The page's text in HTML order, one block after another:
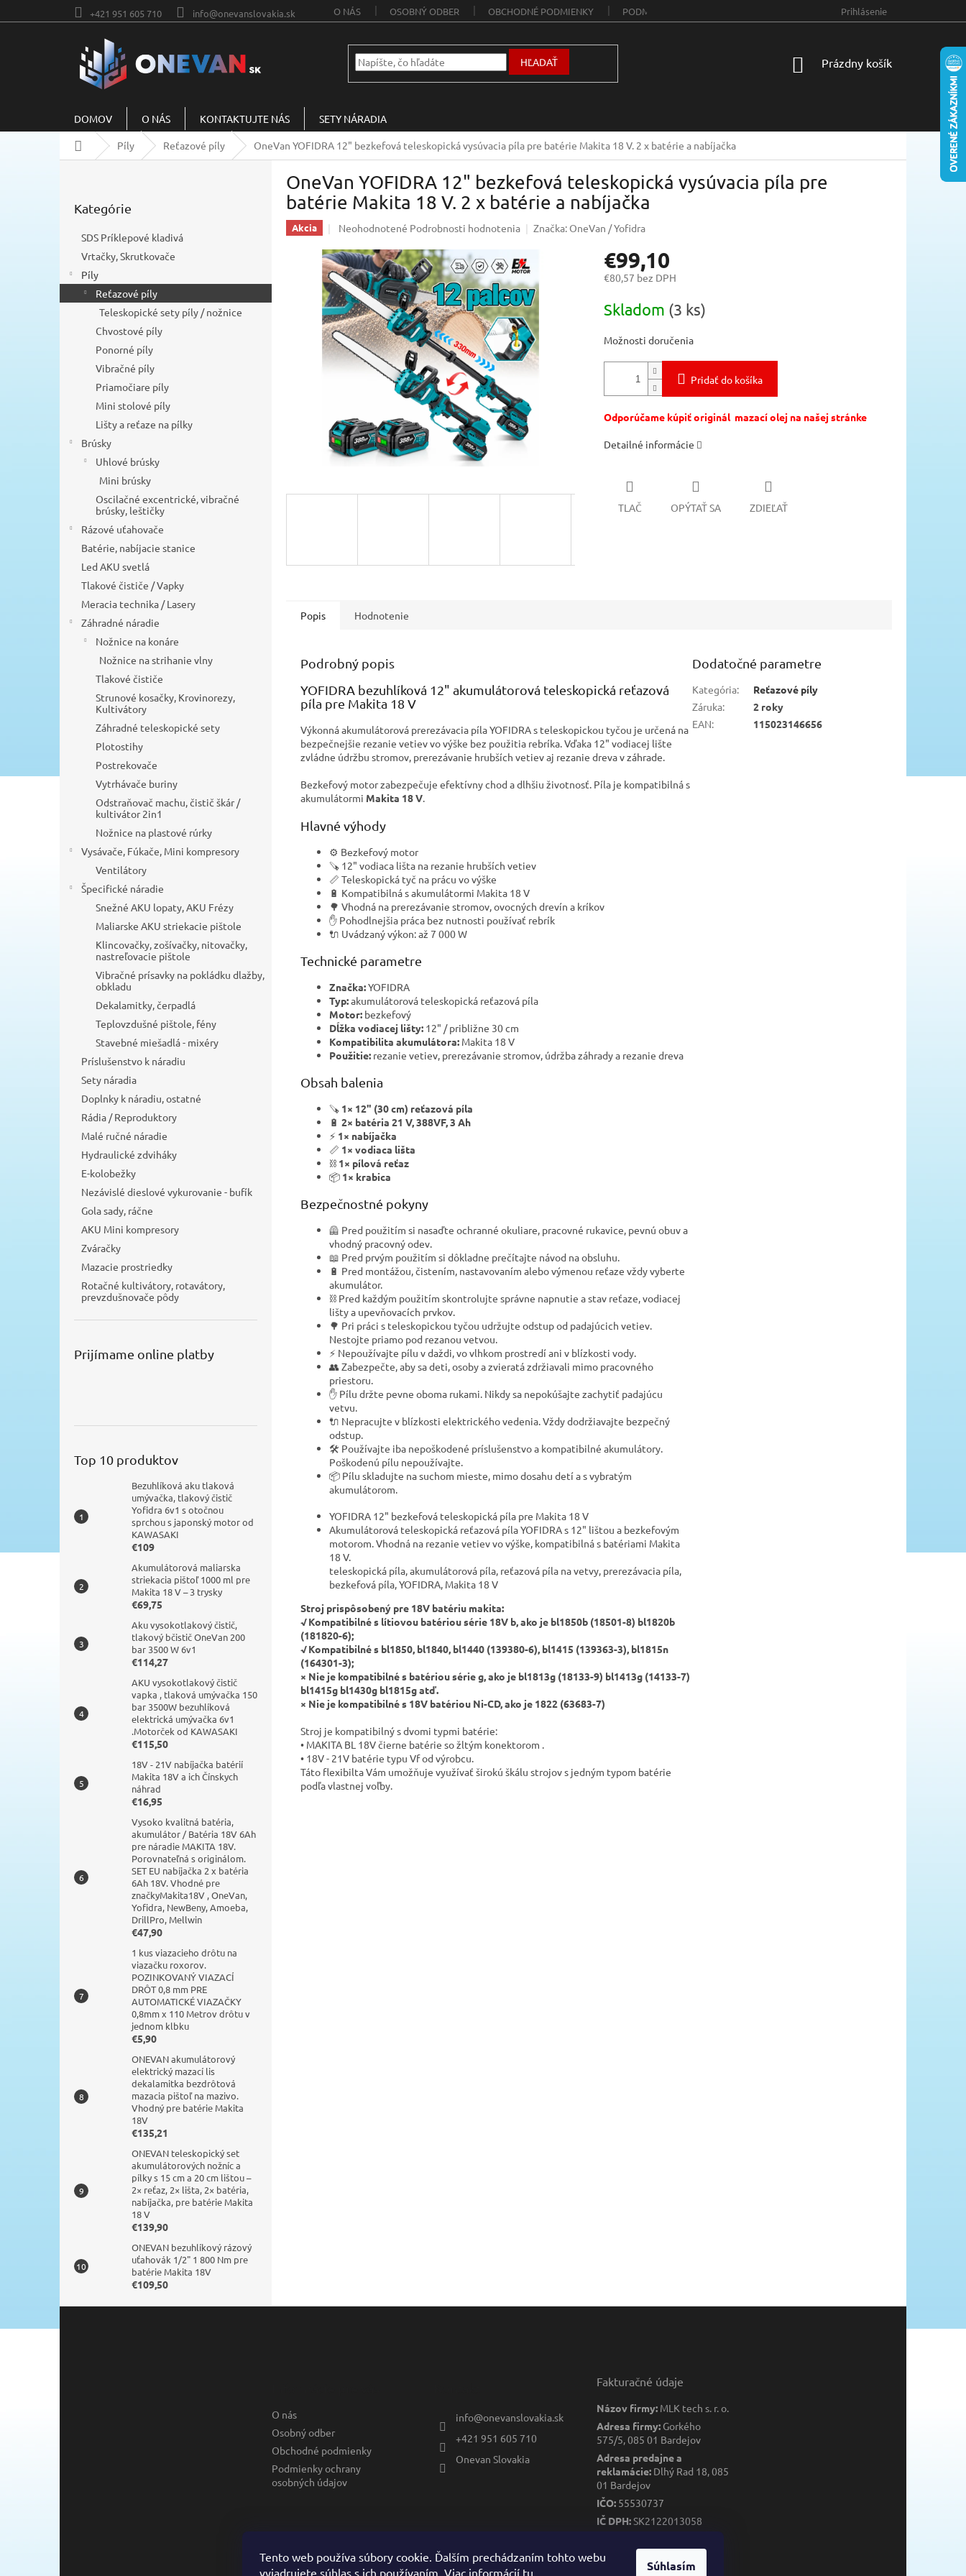
Tento web používa súbory cookie. Ďalším prechádzaním tohto webu
vyjadrujete súhlas s ich používaním. Viac informácií tu Súhlasím
na
+421 951 605 710 info@onevanslovakia.sk O NÁS OSOBNÝ ODBER OBCHODNÉ PODMIENKY PODMIENKY OCHRANY OSOBNÝCH ÚDAJOV Prihlásenie
HĽADAŤ
NÁKUPNÝ
Prázdny košík
DOMOV O NÁS KONTAKTUJTE NÁS SETY NÁRADIA
DomovPíly Reťazové píly OneVan YOFIDRA 12" bezkefová teleskopická vysúvacia píla pre batérie Makita 18 V. 2 x batérie a nabíjačka
kategórie
Kategórie
SDS Príklepové kladivá
Vrtačky, Skrutkovače
Píly
Reťazové píly
Teleskopické sety píly / nožnice
Chvostové píly
Ponorné píly
Vibračné píly
Priamočiare píly
Mini stolové píly
Lišty a reťaze na pílky
Brúsky
Uhlové brúsky
Mini brúsky
Oscilačné excentrické, vibračné
brúsky, leštičky
Rázové uťahovače
Batérie, nabíjacie stanice
Led AKU svetlá
Tlakové čističe / Vapky
Meracia technika / Lasery
Záhradné náradie
Nožnice na konáre
Nožnice na strihanie vlny
Tlakové čističe
Strunové kosačky, Krovinorezy,
Kultivátory
Záhradné teleskopické sety
Plotostihy
Postrekovače
Vytrhávače buriny
Odstraňovač machu, čistič škár /
kultivátor 2in1
Nožnice na plastové rúrky
Vysávače, Fúkače, Mini kompresory
Ventilátory
Špecifické náradie
Snežné AKU lopaty, AKU Frézy
Maliarske AKU striekacie pištole
Klincovačky, zošívačky, nitovačky,
nastreľovacie pištole
Vibračné prísavky na pokládku dlažby,
obkladu
Dekalamitky, čerpadlá
Teplovzdušné pištole, fény
Stavebné miešadlá - mixéry
Príslušenstvo k náradiu
Sety náradia
Doplnky k náradiu, ostatné
Rádia / Reproduktory
Malé ručné náradie
Hydraulické zdviháky
E-kolobežky
Nezávislé dieslové vykurovanie - bufík
Gola sady, ráčne
AKU Mini kompresory
Zváračky
Mazacie prostriedky
Rotačné kultivátory, rotavátory,
prevzdušnovače pôdy
Prijímame online platby
Top 10 produktov
Bezuhlíková aku tlaková
umývačka, tlakový čistič
Yofidra 6v1 s otočnou
sprchou s japonský motor od
KAWASAKI
€109
Akumulátorová maliarska
striekacia pištoľ 1000 ml pre
Makita 18 V – 3 trysky
€69,75
Aku vysokotlakový čistič,
tlakový bčistič OneVan 200
bar 3500 W 6v1
€114,27
AKU vysokotlakový čistič
vapka , tlaková umývačka 150
bar 3500W bezuhlíková
elektrická umývačka 6v1
.Motorček od KAWASAKI
€115,50
18V - 21V nabíjačka batérií
Makita 18V a ich Čínskych
náhrad
€16,95
Vysoko kvalitná batéria,
akumulátor / Batéria 18V 6Ah
pre náradie MAKITA 18V.
Porovnateľná s originálom.
SET EU nabíjačka 2 x batéria
6Ah 18V. Vhodné pre
značkyMakita18V , OneVan,
Yofidra, NewBeny, Amoeba,
DrillPro, Mellwin
€47,90
1 kus viazacieho drôtu na
viazačku roxorov.
POZINKOVANÝ VIAZACÍ
DRÔT 0,8 mm PRE
AUTOMATICKÉ VIAZAČKY
0,8mm x 110 Metrov drôtu v
jednom klbku
€5,90
ONEVAN akumulátorový
elektrický mazací lis
dekalamitka bezdrôtová
mazacia pištoľ na mazivo.
Vhodný pre batérie Makita
18V
€135,21
ONEVAN teleskopický set
akumulátorových nožníc a
pílky s 15 cm a 20 cm lištou –
2× reťaz, 2× lišta, 2× batéria,
nabíjačka, pre batérie Makita
18 V
€139,90
ONEVAN bezuhlíkový rázový
uťahovák 1/2" 1 800 Nm pre
batérie Makita 18V
€109,50
OneVan YOFIDRA 12" bezkefová teleskopická vysúvacia píla pre
batérie Makita 18 V. 2 x batérie a nabíjačka
Akcia
Priemerné
produktu
je
0,0
z
5
hviezdičiek.
Neohodnotené Podrobnosti hodnotenia Značka: OneVan / Yofidra
€99,10
€80,57 bez DPH
cena:
Skladom (3 ks)
Možnosti doručenia
Pridať do košíka
Odporúčame kúpiť originál mazací olej na našej stránke
Detailné informácie
TLAČ OPÝTAŤ SA ZDIEĽAŤ
Popis Hodnotenie
Podrobný popis
YOFIDRA bezuhlíková 12" akumulátorová teleskopická reťazová
píla pre Makita 18 V
Výkonná akumulátorová prerezávacia píla YOFIDRA s teleskopickou tyčou je určená na
bezpečnejšie rezanie vetiev vo výške bez použitia rebríka. Vďaka 12" vodiacej lište
zvládne údržbu stromov, prerezávanie hrubších vetiev aj rezanie dreva v záhrade.
Bezkefový motor zabezpečuje efektívny chod a dlhšiu životnosť. Píla je kompatibilná s
akumulátormi Makita 18 V
Hlavné výhody
⚙️ Bezkefový motor
🪚 12" vodiaca lišta na rezanie hrubších vetiev
📏 Teleskopická tyč na prácu vo výške
🔋 Kompatibilná s akumulátormi Makita 18 V
🌳 Vhodná na prerezávanie stromov, ovocných drevín a kríkov
✋ Pohodlnejšia práca bez nutnosti používať rebrík
🔌 Uvádzaný výkon: až 7 000 W
Technické parametre
Značka:YOFIDRA
Typ:akumulátorová teleskopická reťazová píla
Motor: bezkefový
Dĺžka vodiacej lišty: 12" / približne 30 cm
Kompatibilita akumulátora: Makita 18 V
Použitie: rezanie vetiev, prerezávanie stromov, údržba záhrady a rezanie dreva
Obsah balenia
🪚 1× 12" (30 cm) reťazová píla
🔋 2× batéria 21 V, 388VF, 3 Ah
⚡ 1× nabíjačka
📏 1× vodiaca lišta
⛓️ 1× pílová reťaz
📦 1× krabica
Bezpečnostné pokyny
🦺 Pred použitím si nasaďte ochranné okuliare, pracovné rukavice, pevnú obuv a
vhodný pracovný odev.
📖 Pred prvým použitím si dôkladne prečítajte návod na obsluhu.
🔋 Pred montážou, čistením, nastavovaním alebo výmenou reťaze vždy vyberte
akumulátor.
⛓️ Pred každým použitím skontrolujte správne napnutie a stav reťaze, vodiacej
lišty a upevňovacích prvkov.
🌳 Pri práci s teleskopickou tyčou udržujte odstup od padajúcich vetiev.
Nestojte priamo pod rezanou vetvou.
⚡ Nepoužívajte pílu v daždi, vo vlhkom prostredí ani v blízkosti vody.
👥 Zabezpečte, aby sa deti, osoby a zvieratá zdržiavali mimo pracovného
priestoru.
✋ Pílu držte pevne oboma rukami. Nikdy sa nepokúšajte zachytiť padajúcu
vetvu.
🔌 Nepracujte v blízkosti elektrického vedenia. Vždy dodržiavajte bezpečný
odstup.
🛠️ Používajte iba nepoškodené príslušenstvo a kompatibilné akumulátory.
Poškodenú pílu nepoužívajte.
📦 Pílu skladujte na suchom mieste, mimo dosahu detí a s vybratým
akumulátorom.
YOFIDRA 12" bezkefová teleskopická píla pre Makita 18 V
Akumulátorová teleskopická reťazová píla YOFIDRA s 12" lištou a bezkefovým
motorom. Vhodná na rezanie vetiev vo výške, kompatibilná s batériami Makita
18 V.
teleskopická píla, akumulátorová píla, reťazová píla na vetvy, prerezávacia píla,
bezkefová píla, YOFIDRA, Makita 18 V
Stroj prispôsobený pre 18V batériu makita:
√Kompatibilné s lítiovou batériou série 18V b, ako je bl1850b (18501-8) bl1820b
(181820-6);
√Kompatibilné s bl1850, bl1840, bl1440 (139380-6), bl1415 (139363-3), bl1815n
(164301-3);
× Nie je kompatibilné s batériou série g, ako je bl1813g (18133-9) bl1413g (14133-7)
bl1415g bl1430g bl1815g atď.
× Nie je kompatibilné s 18V batériou Ni-CD, ako je 1822 (63683-7)
Stroj je kompatibilný s dvomi typmi batérie:
• MAKITA BL 18V čierne batérie so žltým konektorom .
• 18V - 21V batérie typu Vf od výrobcu.
Táto flexibilta Vám umožňuje využívať širokú škálu strojov s jedným typom batérie
podľa vlastnej voľby.
Dodatočné parametre
Kategória:
Reťazové píly
Záruka:
2 roky
EAN: 115023146656
á
O nás
Osobný odber
Obchodné podmienky
Podmienky ochrany
osobných údajov
info@onevanslovakia.sk
+421 951 605 710
Onevan Slovakia
Fakturačné údaje
Názov firmy: MLK tech s. r. o.
Adresa firmy: Gorkého
575/5, 085 01 Bardejov
Adresa predajne a
reklamácie: Dlhý Rad 18, 085
01 Bardejov
IČO: 55530737
IČ DPH:SK2122013058